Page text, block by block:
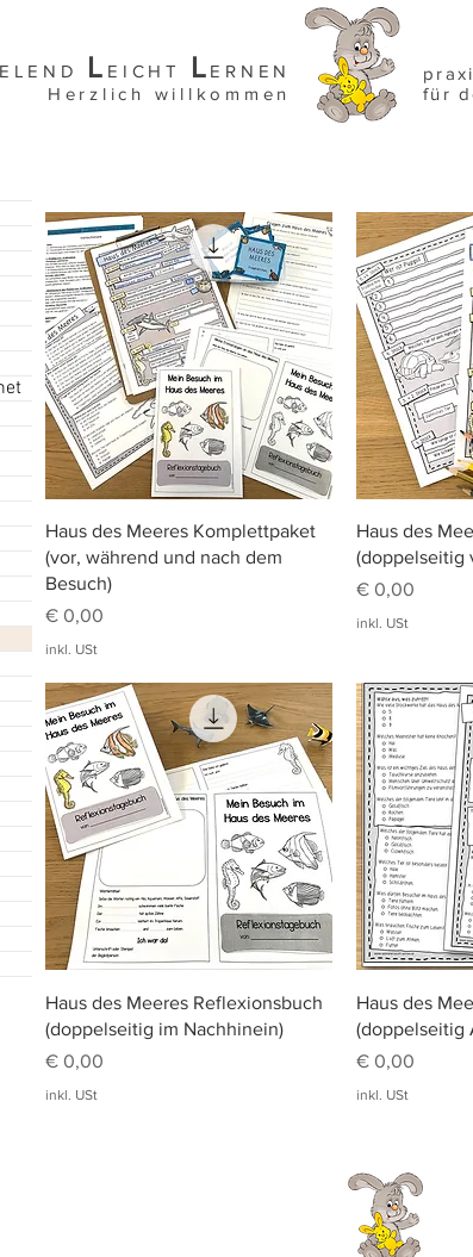
L EICHT L ERNEN
Herzlich willkommen
für
Schnellansicht
Haus des Meeres Komplettpaket
(vor, während und nach dem
Besuch)
Preis
€ 0,00
inkl. USt
Haus des
(doppelseitig
Preis
€ 0,00
inkl. USt
Schnellansicht
Haus des Meeres Reflexionsbuch
(doppelseitig im Nachhinein)
Preis
€ 0,00
inkl. USt
Haus des
(doppelseitig
Preis
€ 0,00
inkl. USt